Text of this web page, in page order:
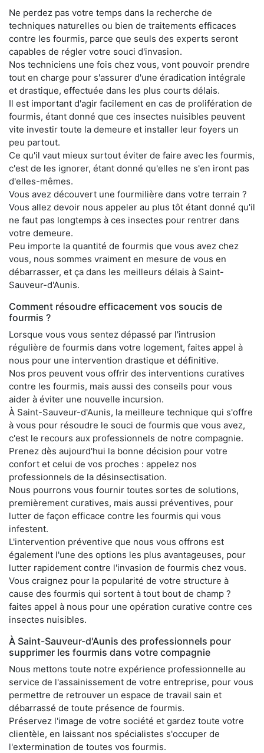
Ne perdez pas votre temps dans la recherche de
techniques naturelles ou bien de traitements efficaces
contre les fourmis, parce que seuls des experts seront
capables de régler votre souci d'invasion.
Nos techniciens une fois chez vous, vont pouvoir prendre
tout en charge pour s'assurer d'une éradication intégrale
et drastique, effectuée dans les plus courts délais.
Il est important d'agir facilement en cas de prolifération de
fourmis, étant donné que ces insectes nuisibles peuvent
vite investir toute la demeure et installer leur foyers un
peu partout.
Ce qu'il vaut mieux surtout éviter de faire avec les fourmis,
c'est de les ignorer, étant donné qu'elles ne s'en iront pas
d'elles-mêmes.
Vous avez découvert une fourmilière dans votre terrain ?
Vous allez devoir nous appeler au plus tôt étant donné qu'il
ne faut pas longtemps à ces insectes pour rentrer dans
votre demeure.
Peu importe la quantité de fourmis que vous avez chez
vous, nous sommes vraiment en mesure de vous en
débarrasser, et ça dans les meilleurs délais à Saint-
Sauveur-d'Aunis.
Comment résoudre efficacement vos soucis de
fourmis ?
Lorsque vous vous sentez dépassé par l'intrusion
régulière de fourmis dans votre logement, faites appel à
nous pour une intervention drastique et définitive.
Nos pros peuvent vous offrir des interventions curatives
contre les fourmis, mais aussi des conseils pour vous
aider à éviter une nouvelle incursion.
À Saint-Sauveur-d'Aunis, la meilleure technique qui s'offre
à vous pour résoudre le souci de fourmis que vous avez,
c'est le recours aux professionnels de notre compagnie.
Prenez dès aujourd'hui la bonne décision pour votre
confort et celui de vos proches : appelez nos
professionnels de la désinsectisation.
Nous pourrons vous fournir toutes sortes de solutions,
premièrement curatives, mais aussi préventives, pour
lutter de façon efficace contre les fourmis qui vous
infestent.
L'intervention préventive que nous vous offrons est
également l'une des options les plus avantageuses, pour
lutter rapidement contre l'invasion de fourmis chez vous.
Vous craignez pour la popularité de votre structure à
cause des fourmis qui sortent à tout bout de champ ?
faites appel à nous pour une opération curative contre ces
insectes nuisibles.
À Saint-Sauveur-d'Aunis des professionnels pour
supprimer les fourmis dans votre compagnie
Nous mettons toute notre expérience professionnelle au
service de l'assainissement de votre entreprise, pour vous
permettre de retrouver un espace de travail sain et
débarrassé de toute présence de fourmis.
Préservez l'image de votre société et gardez toute votre
clientèle, en laissant nos spécialistes s'occuper de
l'extermination de toutes vos fourmis.